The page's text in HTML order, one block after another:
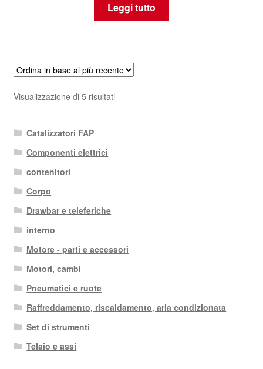
Leggi tutto
Visualizzazione di 5 risultatiOrdina
Catalizzatori FAP
Componenti elettrici
contenitori
Corpo
Drawbar e teleferiche
interno
Motore - parti e accessori
Motori, cambi
Pneumatici e ruote
Raffreddamento, riscaldamento, aria condizionata
Set di strumenti
Telaio e assi